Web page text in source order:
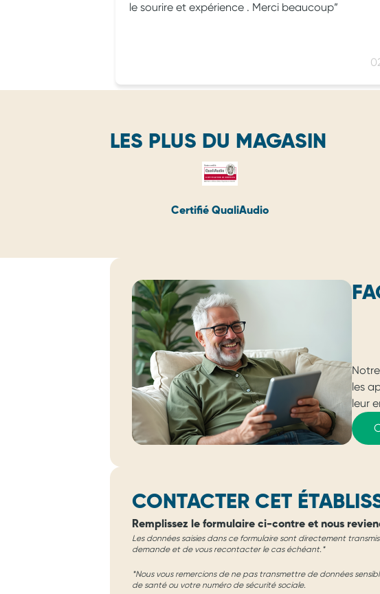
le sourire et expérience . Merci beaucoup
LES PLUS DU MAGASIN
Certifié QualiAudio
les
leur
CONTACTER CET
Remplissez le formulaire ci-contre et nous
Les données saisies dans ce formulaire sont directement
demande et de vous recontacter le cas échéant.*
*Nous vous remercions de ne pas transmettre de données
de santé ou votre numéro de sécurité sociale.